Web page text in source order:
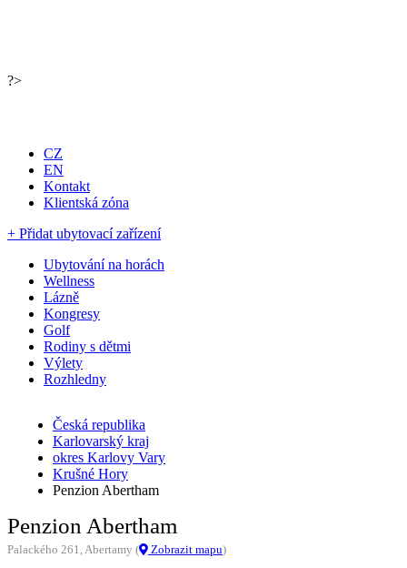
?>
CZ
EN
Kontakt
Klientská zóna
+ Přidat ubytovací zařízení
Ubytování na horách
Wellness
Lázně
Kongresy
Golf
Rodiny s dětmi
Výlety
Rozhledny
Česká republika
Karlovarský kraj
okres Karlovy Vary
Krušné Hory
Penzion Abertham
Penzion Abertham
Palackého 261, Abertamy ( Zobrazit mapu)